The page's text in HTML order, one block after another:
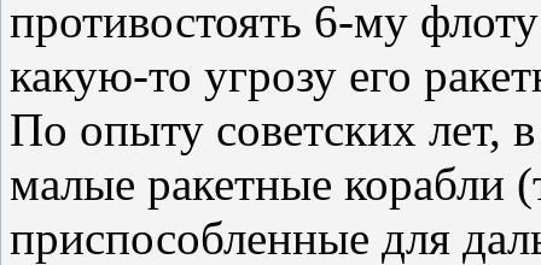
противостоять 6-му
какую-то угрозу его
По опыту советских лет,
малые ракетные корабли
приспособленные для